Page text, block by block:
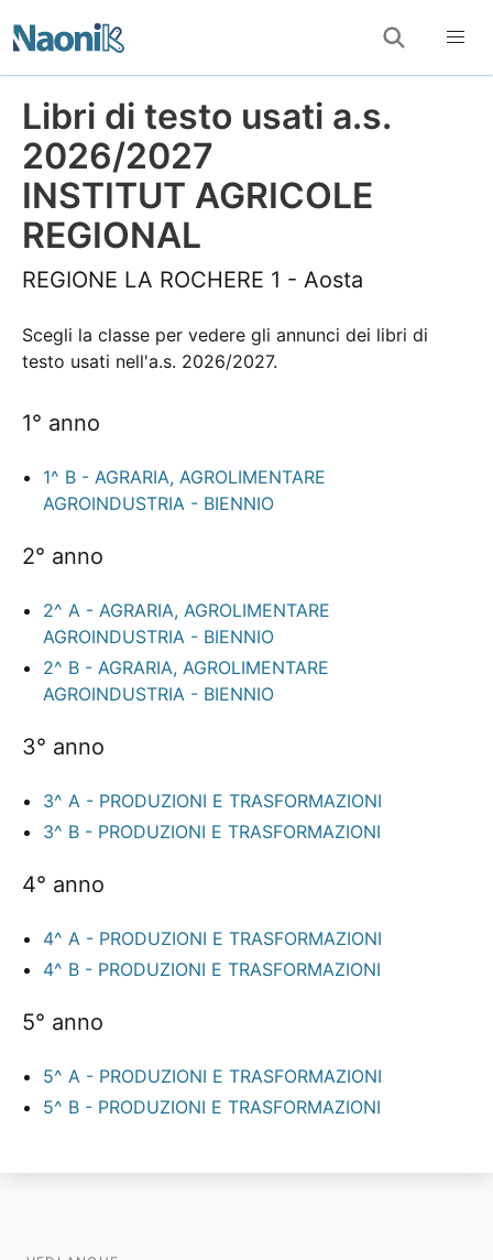
Libri di testo usati a.s.
2026/2027
INSTITUT AGRICOLE
REGIONAL
REGIONE LA ROCHERE 1 - Aosta
Scegli la classe per vedere gli annunci dei libri di
testo usati nell'a.s. 2026/2027.
1° anno
1^ B - AGRARIA, AGROLIMENTARE
AGROINDUSTRIA - BIENNIO
2° anno
2^ A - AGRARIA, AGROLIMENTARE
AGROINDUSTRIA - BIENNIO
2^ B - AGRARIA, AGROLIMENTARE
AGROINDUSTRIA - BIENNIO
3° anno
3^ A - PRODUZIONI E TRASFORMAZIONI
3^ B - PRODUZIONI E TRASFORMAZIONI
4° anno
4^ A - PRODUZIONI E TRASFORMAZIONI
4^ B - PRODUZIONI E TRASFORMAZIONI
5° anno
5^ A - PRODUZIONI E TRASFORMAZIONI
5^ B - PRODUZIONI E TRASFORMAZIONI